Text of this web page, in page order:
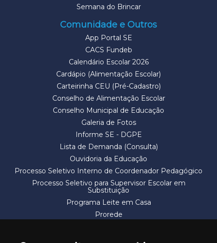
Semana do Brincar
Comunidade e Outros
App Portal SE
CACS Fundeb
Calendário Escolar 2026
Cardápio (Alimentação Escolar)
Carteirinha CEU (Pré-Cadastro)
Conselho de Alimentação Escolar
Conselho Municipal de Educação
Galeria de Fotos
Informe SE - DGPE
Lista de Demanda (Consulta)
Ouvidoria da Educação
Processo Seletivo Interno de Coordenador Pedagógico
Processo Seletivo para Supervisor Escolar em
Substituição
Programa Leite em Casa
Prorede